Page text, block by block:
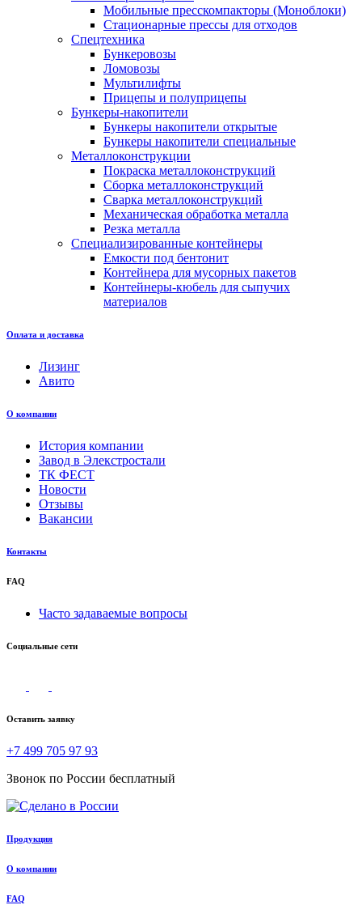
Мобильные пресскомпакторы (Моноблоки)
Стационарные прессы для отходов
Спецтехника
Бункеровозы
Ломовозы
Мультилифты
Прицепы и полуприцепы
Бункеры-накопители
Бункеры накопители открытые
Бункеры накопители специальные
Металлоконструкции
Покраска металлоконструкций
Сборка металлоконструкций
Сварка металлоконструкций
Механическая обработка металла
Резка металла
Специализированные контейнеры
Емкости под бентонит
Контейнера для мусорных пакетов
Контейнеры-кюбель для сыпучих
материалов
Оплата и доставка
Лизинг
Авито
О компании
История компании
Завод в Элекстростали
ТК ФЕСТ
Новости
Отзывы
Вакансии
Контакты
FAQ
Часто задаваемые вопросы
Социальные сети
Оставить заявку
+7 499 705 97 93
Звонок по России бесплатный
Продукция
О компании
FAQ